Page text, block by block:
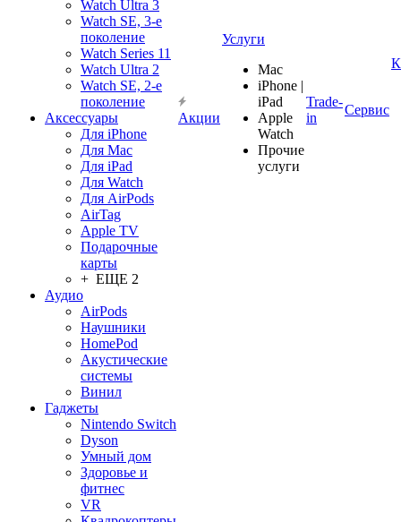
Watch Ultra 3
Watch SE, 3-е
поколение
Watch Series 11
Watch Ultra 2
Watch SE, 2-е
поколение
Аксессуары
Для iPhone
Для Mac
Для iPad
Для Watch
Для AirPods
AirTag
Apple TV
Подарочные
карты
+ ЕЩЕ 2
Аудио
AirPods
Наушники
HomePod
Акустические
системы
Винил
Гаджеты
Nintendo Switch
Dyson
Умный дом
Здоровье и
фитнес
VR
Акции
Услуги
Mac
iPhone |
iPad
Apple
Watch
Прочие
услуги
Trade-
in
Сервис